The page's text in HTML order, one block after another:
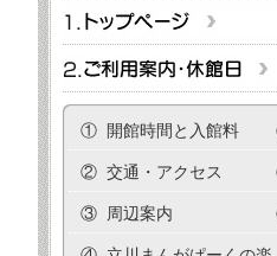
① 開館時間と入館料
② 交通・アクセス
③ 周辺案内